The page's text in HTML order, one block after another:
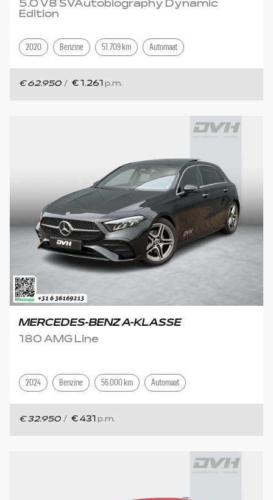
5.0 V8 SVAutobiography Dynamic
Edition
2020 Benzine 51.709 km Automaat
€ 62.950 / € 1.261 p.m.
MERCEDES-BENZ A-KLASSE
180 AMG Line
2024 Benzine 56.000 km Automaat
€ 32.950 / € 431 p.m.